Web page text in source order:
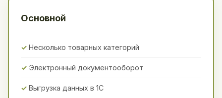
Основной
Несколько товарных категорий
Электронный документооборот
Выгрузка данных в 1С